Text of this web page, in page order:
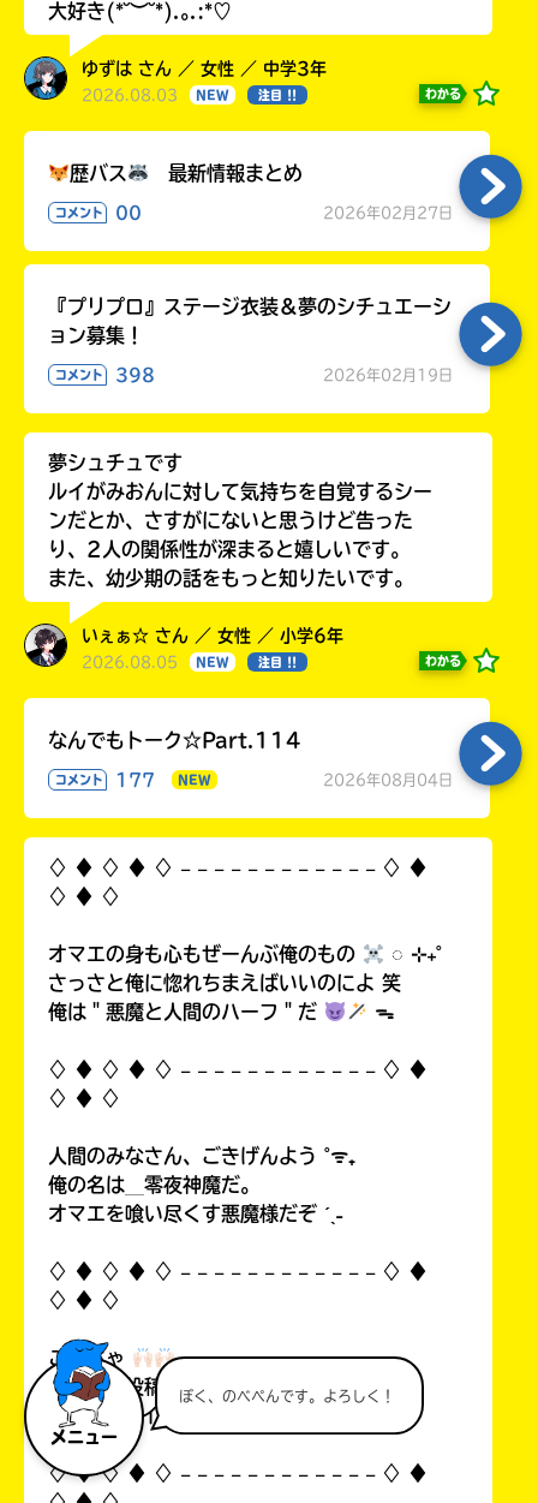
メニュー
ぼく、のべぺんです。よろしく！
大好き(*˘︶˘*).｡.:*♡
ゆずは さん ／ 女性 ／ 中学3年
2026.08.03 NEW 注目 !! わかる
歴バス 最新情報まとめ
コメント 00 2026年02月27日
『プリプロ』ステージ衣装＆夢のシチュエーシ
ョン募集！
コメント 398 2026年02月19日
夢シュチュです
ルイがみおんに対して気持ちを自覚するシー
ンだとか、さすがにないと思うけど告った
り、2人の関係性が深まると嬉しいです。
また、幼少期の話をもっと知りたいです。
いぇぁ☆ さん ／ 女性 ／ 小学6年
2026.08.05 NEW 注目 !! わかる
なんでもトーク☆Part.114
コメント 177 NEW 2026年08月04日
♢ ♦︎ ♢ ♦︎ ♢ 𓐄 𓐄 𓐄 𓐄 𓐄 𓐄 𓐄 𓐄 𓐄 𓐄 𓐄 𓐄 ♢ ♦︎
♢ ♦︎ ♢
オマエの身も心もぜーんぶ俺のもの
◌ ⊹₊˚
さっさと俺に惚れちまえばいいのによ 笑
俺は＂悪魔と人間のハーフ＂だ
ᯓ
♢ ♦︎ ♢ ♦︎ ♢ 𓐄 𓐄 𓐄 𓐄 𓐄 𓐄 𓐄 𓐄 𓐄 𓐄 𓐄 𓐄 ♢ ♦︎
♢ ♦︎ ♢
人間のみなさん、ごきげんよう ˚ᯤ₊
俺の名は＿零夜神魔だ。
オマエを喰い尽くす悪魔様だぞ ˊˎ˗
♢ ♦︎ ♢ ♦︎ ♢ 𓐄 𓐄 𓐄 𓐄 𓐄 𓐄 𓐄 𓐄 𓐄 𓐄 𓐄 𓐄 ♢ ♦︎
♢ ♦︎ ♢
こんちゃ
自分の初投稿を見て俺思ったんすよ…！
中1なのにイタいって！((
♢ ♦︎ ♢ ♦︎ ♢ 𓐄 𓐄 𓐄 𓐄 𓐄 𓐄 𓐄 𓐄 𓐄 𓐄 𓐄 𓐄 ♢ ♦︎